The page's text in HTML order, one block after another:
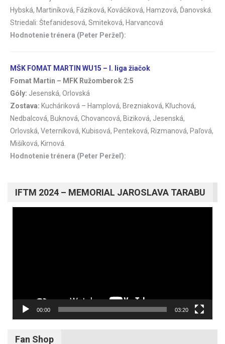
Hybská, Martiníková, Fáziková, Kováčiková, Hamzová, Ďanovská.
Striedali: Štefanidesová, Smiteková, Harvancová
Hodnotenie trénera (Peter Peržeľ):
MŠK FOMAT MARTIN WU15 – I. liga žiačok
Fomat Martin – MFK Ružomberok 2:5
Góly: Jesenská, Orlovská
Zostava: Kucháriková – Hamplová, Brezniaková, Kľuchová,
Nedbalcová, Buknová, Chovancová, Biziková, Jesenská,
Orlovská, Veterníková, Kubisová, Penteková, Rizmanová, Paľová,
Mišíková, Kirnová.
Hodnotenie trénera (Peter Peržeľ):
IFTM 2024 – MEMORIAL JAROSLAVA TARABU
00:00 03:20
Fan Shop